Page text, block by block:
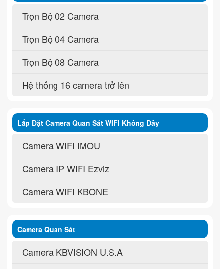
Trọn Bộ 02 Camera
Trọn Bộ 04 Camera
Trọn Bộ 08 Camera
Hệ thống 16 camera trở lên
Lắp Đặt Camera Quan Sát WIFI Không Dây
Camera WIFI IMOU
Camera IP WIFI Ezviz
Camera WIFI KBONE
Camera Quan Sát
Camera KBVISION U.S.A